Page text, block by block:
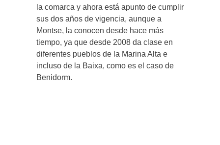
la comarca y ahora está apunto de cumplir
sus dos años de vigencia, aunque a
Montse, la conocen desde hace más
tiempo, ya que desde 2008 da clase en
diferentes pueblos de la Marina Alta e
incluso de la Baixa, como es el caso de
Benidorm.